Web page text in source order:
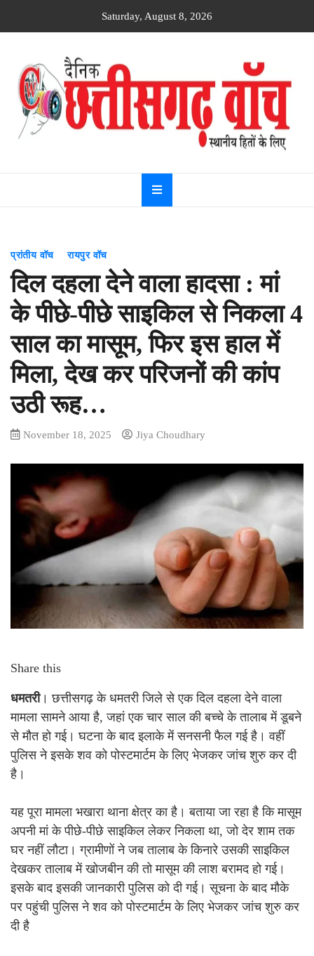
Saturday, August 8, 2026
Dainik
Chhattisgarh
watch
प्रांतीय वॉच रायपुर वॉच
दिल दहला देने वाला हादसा : मां
के पीछे-पीछे साइकिल से निकला 4
साल का मासूम, फिर इस हाल में
मिला, देख कर परिजनों की कांप
उठी रूह…
November 18, 2025 Jiya Choudhary
Share this
धमतरी। छत्तीसगढ़ के धमतरी जिले से एक दिल दहला देने वाला
मामला सामने आया है, जहां एक चार साल की बच्चे के तालाब में डूबने
से मौत हो गई। घटना के बाद इलाके में सनसनी फैल गई है। वहीं
पुलिस ने इसके शव को पोस्टमार्टम के लिए भेजकर जांच शुरु कर दी
है।
यह पूरा मामला भखारा थाना क्षेत्र का है। बताया जा रहा है कि मासूम
अपनी मां के पीछे-पीछे साइकिल लेकर निकला था, जो देर शाम तक
घर नहीं लौटा। ग्रामीणों ने जब तालाब के किनारे उसकी साइकिल
देखकर तालाब में खोजबीन की तो मासूम की लाश बरामद हो गई।
इसके बाद इसकी जानकारी पुलिस को दी गई। सूचना के बाद मौके
पर पहुंची पुलिस ने शव को पोस्टमार्टम के लिए भेजकर जांच शुरु कर
दी है